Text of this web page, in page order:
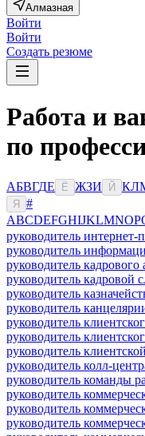
Алмазная
Войти
Войти
Создать резюме
Работа и
по
АБВГДЕ Ё ЖЗИ Й КЛ
Я
#
ABCDEFGHIJKLMNOP
руководитель интернет-
руководитель
руководитель кадрового
руководитель кадровой
руководитель
руководитель
руководитель
руководитель
руководитель
руководитель колл-
руководитель команды
руководитель
руководитель
руководитель